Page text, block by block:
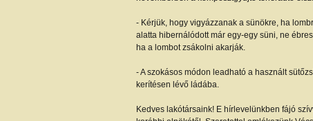
- Kérjük, hogy vigyázzanak a sünökre, ha
alatta hibernálódott már egy-egy süni, ne
ha a lombot zsákolni akarják.
- A szokásos módon leadható a használt
kerítésen lévő ládába.
Kedves lakótársaink! E hírlevelünkben fájó